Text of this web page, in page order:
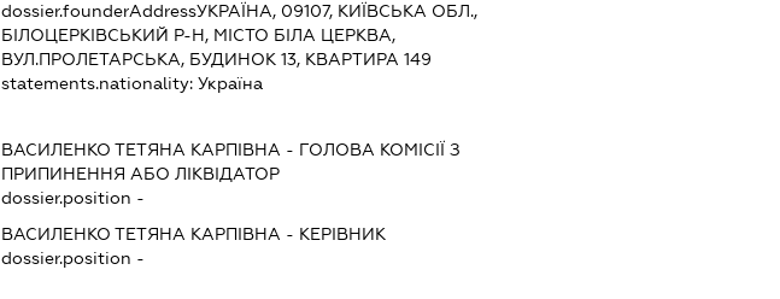
dossier.founderAddressУКРАЇНА, 09107, КИЇВСЬКА ОБЛ.,
БІЛОЦЕРКІВСЬКИЙ Р-Н, МІСТО БІЛА ЦЕРКВА,
ВУЛ.ПРОЛЕТАРСЬКА, БУДИНОК 13, КВАРТИРА 149
statements.nationality: Україна
ВАСИЛЕНКО ТЕТЯНА КАРПІВНА - ГОЛОВА КОМІСІЇ З
ПРИПИНЕННЯ АБО ЛІКВІДАТОР
dossier.position -
ВАСИЛЕНКО ТЕТЯНА КАРПІВНА - КЕРІВНИК
dossier.position -